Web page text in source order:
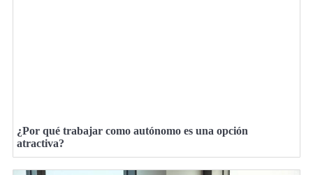
¿Por qué trabajar como autónomo es una opción
atractiva?